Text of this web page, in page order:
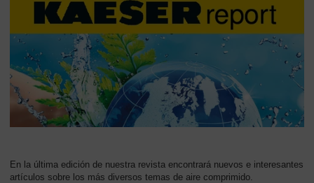
En la última edición de nuestra revista encontrará nuevos e interesantes
artículos sobre los más diversos temas de aire comprimido.